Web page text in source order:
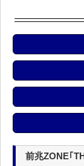
前兆ZONE｢